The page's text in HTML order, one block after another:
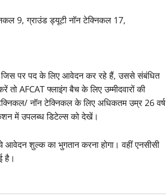
9, ग्राउंड ड्यूटी नॉन टेक्निकल 17,
जिस पर पद के लिए आवेदन कर रहे हैं, उससे संबंधित
AFCAT फ्लाइंग बैच के लिए उम्मीदवारों की
नॉन टेक्निकल के लिए अधिकतम उम्र 26 वर्ष
में उपलब्ध डिटेल्स को देखें।
आवेदन शुल्क का भुगतान करना होगा। वहीं एनसीसी
है।